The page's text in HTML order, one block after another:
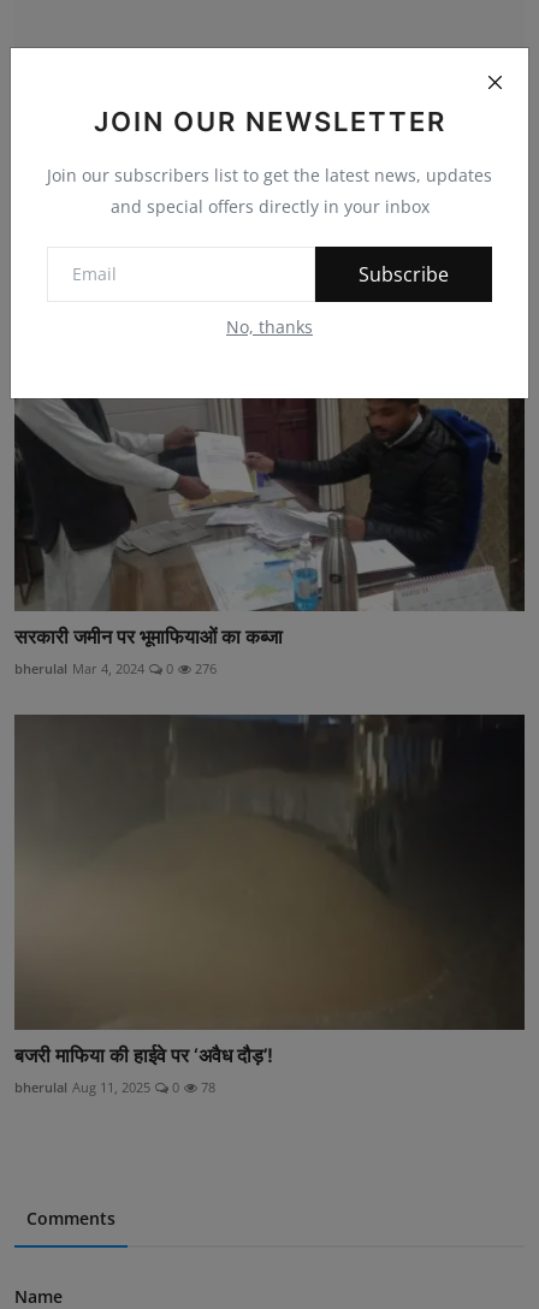
JOIN OUR NEWSLETTER
Join our subscribers list to get the latest news, updates
and special offers directly in your inbox
Subscribe
No, thanks
विहंगम संत समाज द्वारा रक्तदान शिविर आयोजित
bherulal Oct 29, 2023 0 226
सरकारी जमीन पर भूमाफियाओं का कब्जा
bherulal Mar 4, 2024 0 276
बजरी माफिया की हाईवे पर ‘अवैध दौड़’!
bherulal Aug 11, 2025 0 78
Comments
Name